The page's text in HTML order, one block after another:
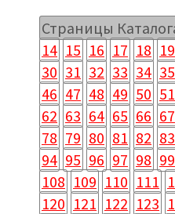
Страницы
14 15 16 17 18 19
30 31 32 33 34 35
46 47 48 49 50 51
62 63 64 65 66 67
78 79 80 81 82 83
94 95 96 97 98 99
108 109 110 111
120 121 122 123